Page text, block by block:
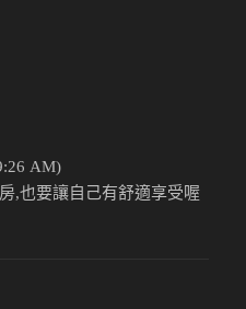
AM)
,也要讓自己有舒適享受喔